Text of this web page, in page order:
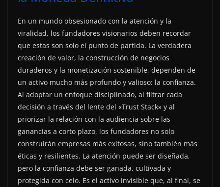
En un mundo obsesionado con la atención y la
viralidad, los fundadores visionarios deben recordar
que estas son solo el punto de partida. La verdadera
creación de valor, la construcción de negocios
duraderos y la monetización sostenible, dependen de
un activo mucho más profundo y valioso: la confianza.
Al adoptar un enfoque disciplinado, al filtrar cada
decisión a través del lente del «Trust Stack» y al
priorizar la relación con la audiencia sobre las
ganancias a corto plazo, los fundadores no solo
construirán empresas más exitosas, sino también más
éticas y resilientes. La atención puede ser diseñada,
pero la confianza debe ser ganada, cultivada y
protegida con celo. Es el activo invisible que, al final, se